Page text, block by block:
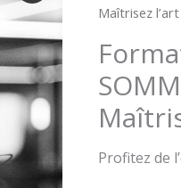
Maîtrisez
Profitez de